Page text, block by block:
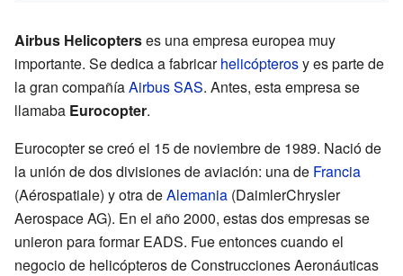
Airbus Helicopterses una empresa europea muy
importante. Se dedica a fabricarhelicópterosy es parte de
la gran compañíaAirbus SAS. Antes, esta empresa se
llamaba Eurocopter.
Eurocopter se creó el 15 de noviembre de 1989. Nació de
la unión de dos divisiones de aviación: una de Francia
(Aérospatiale) y otra deAlemania (DaimlerChrysler
Aerospace AG). En el año 2000, estas dos empresas se
unieron para formar EADS. Fue entonces cuando el
negocio de helicópteros de Construcciones Aeronáuticas